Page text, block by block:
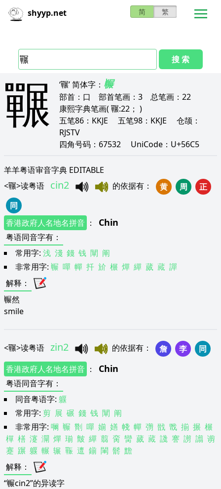
shyyp.net 简 繁
搜 索
囅 ‘囅’简体字： 冁
部首： 口 部首笔画： 3 总笔画： 22
康熙字典笔画( 囅:22； )
五笔86： KKJE 五笔98： KKJE 仓颉：
RJSTV
四角号码： 67532 UniCode： U+56C5
羊羊粤语审音字典 EDITABLE
<囅>读粤语 cin2 的依据有 ： 黄 周
正
同
香港政府人名地名拼音 ： Chin
粤语同音字有 ：
常用字: 浅 淺 錢 钱 闡 阐
非常用字: 冁 嘽 幝 扦 斺 榐 燀 繟 蒇 蕆 譂
解释 ：
冁然
smile
<囅>读粤语 zin2 的依据有 ： 詹 李
同
香港政府人名地名拼音 ： Chin
粤语同音字有 ：
同音粤语字: 躽
常用字: 剪 展 碾 錢 钱 闡 阐
非常用字: 㘎 冁 劗 嘽 媊 嫸 帴 幝 彅 戩 戬 揃 搌 榐
樿 橏 瀽 灛 燀 瑐 皽 繟 翦 脔 臠 蒇 蕆 諓 謇 謭 譾 谫
蹇 蹍 躽 輾 辗 辴 邅 鎆 閳 鬋 黵
解释 ：
“冁cin2”的异读字